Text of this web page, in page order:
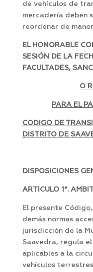
de vehículos de
mercadería deben
reordenar de
EL HONORABLE
SESIÓN DE LA
FACULTADES,
O
PARA EL
CODIGO DE
DISTRITO DE
DISPOSICIONES
ARTICULO 1°.
El presente
demás normas
jurisdicción de la
Saavedra, regula
aplicables a la
vehículos